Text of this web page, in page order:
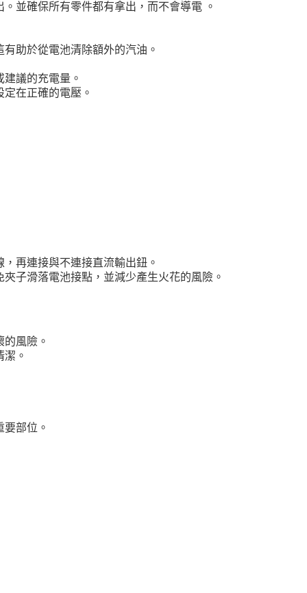
並確保所有零件都有拿出，而不會導電 。
助於從電池清除額外的汽油。
議的充電量。
在正確的電壓。
再連接與不連接直流輸出鈕。
子滑落電池接點，並減少產生火花的風險。
風險。
。
部位。